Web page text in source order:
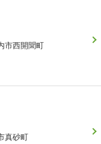
市西開聞町
真砂町